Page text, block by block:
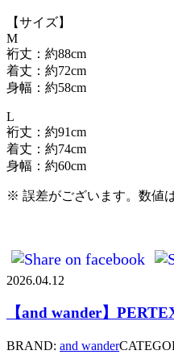
【サイズ】
M
裄丈：約88cm
着丈：約72cm
身幅：約58cm
L
裄丈：約91cm
着丈：約74cm
身幅：約60cm
※ 誤差がございます。数値
2026.04.12
【and wander】
BRAND: and wander